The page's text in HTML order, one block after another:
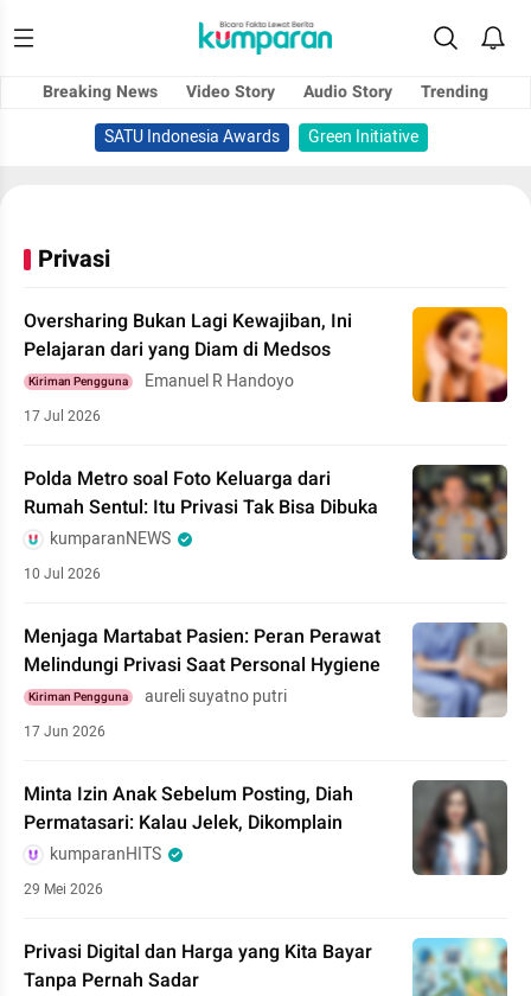
Breaking News Video Story Audio Story
Trending
SATU Indonesia Awards
Green Initiative
Privasi
Oversharing Bukan Lagi Kewajiban, Ini
Pelajaran dari yang Diam di Medsos
Kiriman Pengguna Emanuel R Handoyo
17 Jul 2026
Polda Metro soal Foto Keluarga dari
Rumah Sentul: Itu Privasi Tak Bisa Dibuka
kumparanNEWS
10 Jul 2026
Menjaga Martabat Pasien: Peran Perawat
Melindungi Privasi Saat Personal Hygiene
Kiriman Pengguna aureli suyatno putri
17 Jun 2026
Minta Izin Anak Sebelum Posting, Diah
Permatasari: Kalau Jelek, Dikomplain
kumparanHITS
29 Mei 2026
Privasi Digital dan Harga yang Kita Bayar
Tanpa Pernah Sadar